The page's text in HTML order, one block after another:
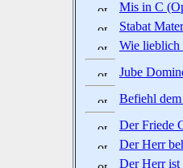
Mis in C
Stabat
Wie lieblich
Jube
Befiehl
Der Friede
Der Herr
Der Herr